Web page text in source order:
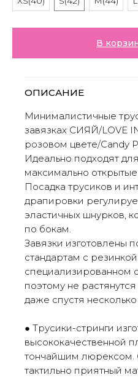
В
ОПИСАНИЕ
Минималистичные
завязках СИЯЙ/LOVE
розовом цвете/Candy
Идеально подходят
максимально
Посадка трусиков и
драпировки
эластичных шнурков,
по бокам.
Завязки изготовлены
стандартам с
специализированном
поэтому не
даже спустя
● Трусики-стринги
высококачественной
тончайшим люрексом.
тактильно приятный